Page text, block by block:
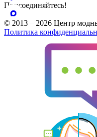
Присоединяйтесь!
© 2013 – 2026 Центр
Политика